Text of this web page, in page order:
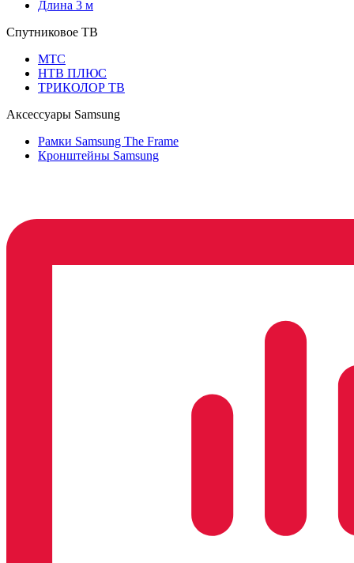
Длина 3 м
Спутниковое ТВ
МТС
НТВ ПЛЮС
ТРИКОЛОР ТВ
Аксессуары Samsung
Рамки Samsung The Frame
Кронштейны Samsung